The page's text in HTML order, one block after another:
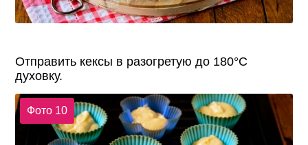
Отправить кексы в разогретую до 180°C
духовку.
Фото 10